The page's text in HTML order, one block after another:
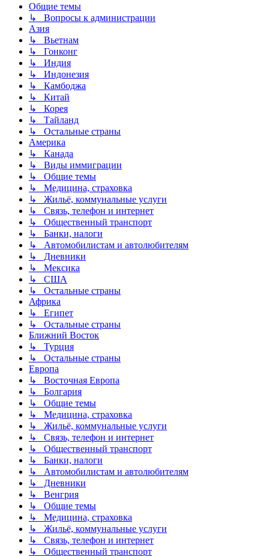
Общие темы
↳ Вопросы к администрации
Азия
↳ Вьетнам
↳ Гонконг
↳ Индия
↳ Индонезия
↳ Камбоджа
↳ Китай
↳ Корея
↳ Тайланд
↳ Остальные страны
Америка
↳ Канада
↳ Виды иммиграции
↳ Общие темы
↳ Медицина, страховка
↳ Жильё, коммунальные услуги
↳ Связь, телефон и интернет
↳ Общественный транспорт
↳ Банки, налоги
↳ Автомобилистам и автолюбителям
↳ Дневники
↳ Мексика
↳ США
↳ Остальные страны
Африка
↳ Египет
↳ Остальные страны
Ближний Восток
↳ Турция
↳ Остальные страны
Европа
↳ Восточная Европа
↳ Болгария
↳ Общие темы
↳ Медицина, страховка
↳ Жильё, коммунальные услуги
↳ Связь, телефон и интернет
↳ Общественный транспорт
↳ Банки, налоги
↳ Автомобилистам и автолюбителям
↳ Дневники
↳ Венгрия
↳ Общие темы
↳ Медицина, страховка
↳ Жильё, коммунальные услуги
↳ Связь, телефон и интернет
↳ Общественный транспорт